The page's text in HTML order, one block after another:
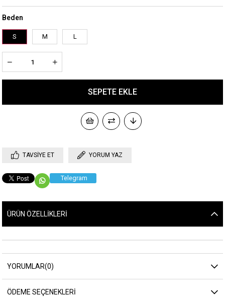
Beden
S M L
TAVSIYE ET YORUM YAZ
Telegram
ÜRÜN ÖZELLIKLERI
YORUMLAR(0)
ÖDEME SEÇENEKLERI